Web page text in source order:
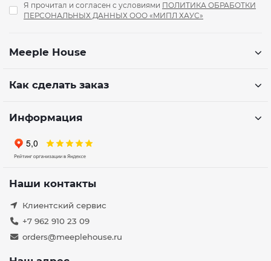
Я прочитал и согласен с условиями ПОЛИТИКА ОБРАБОТКИ
ПЕРСОНАЛЬНЫХ ДАННЫХ ООО «МИПЛ ХАУС»
Meeple House
Как сделать заказ
Информация
Наши контакты
Клиентский сервис
+7 962 910 23 09
orders@meeplehouse.ru